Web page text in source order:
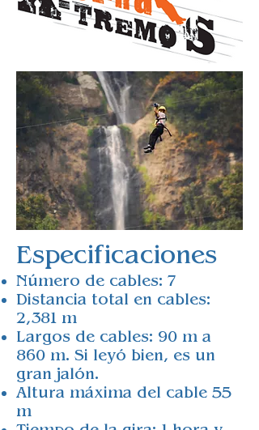
Especificaciones
Número de cables: 7
Distancia total en cables:
2,381 m
Largos de cables: 90 m a
860 m. Si leyó bien, es un
gran jalón.
Altura máxima del cable 55
m